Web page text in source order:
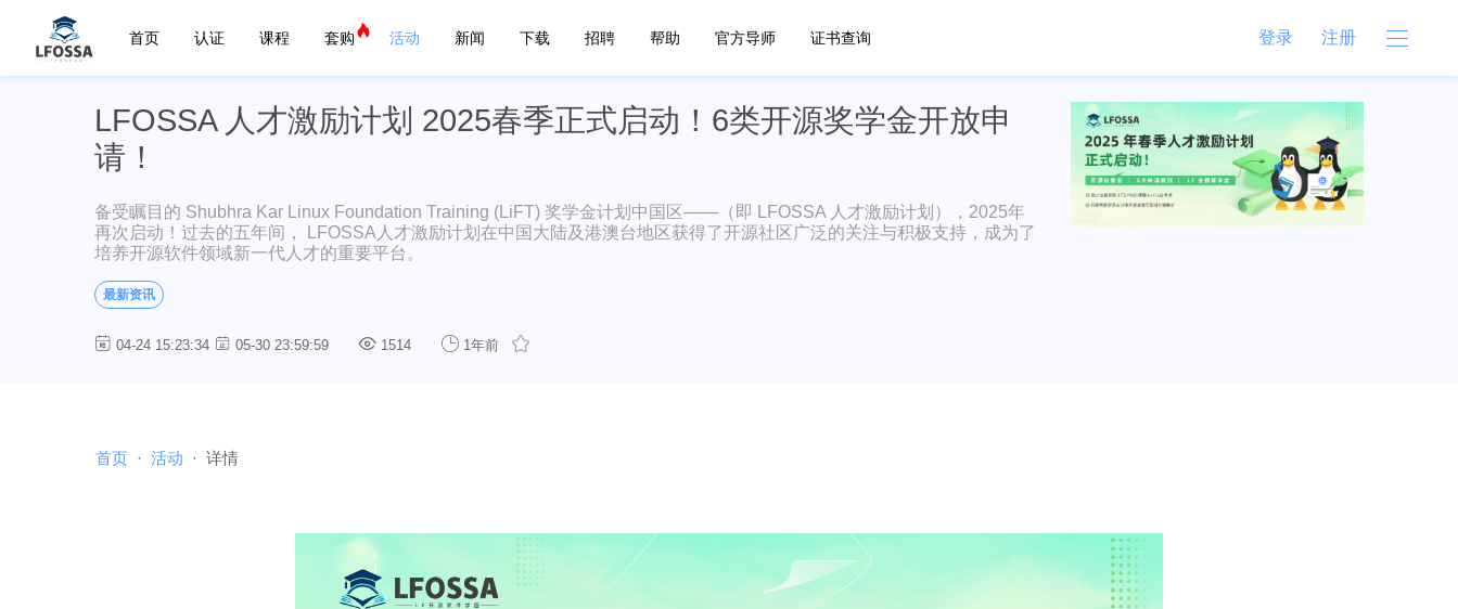
首页 认证 课程 套购 活动 新闻 下载 招聘 帮助 官方导师 证书查询 登录 注册
LFOSSA 人才激励计划 2025春季正式启动！6类开源奖学金开放申
请！
备受瞩目的 Shubhra Kar Linux Foundation Training (LiFT) 奖学金计划中国区——（即 LFOSSA 人才激励计划），2025年
再次启动！过去的五年间， LFOSSA人才激励计划在中国大陆及港澳台地区获得了开源社区广泛的关注与积极支持，成为了
培养开源软件领域新一代人才的重要平台。
最新资讯
04-24 15:23:34 05-30 23:59:59 1514 1年前
首页 活动 详情